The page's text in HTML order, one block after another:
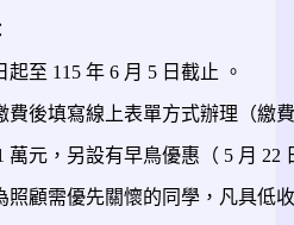
至 115 年 6 月 5 日截止 。
費後填寫線上表單方式辦理（繳
萬元，另設有早鳥優惠（ 5 月 22
照顧需優先關懷的同學，凡具低